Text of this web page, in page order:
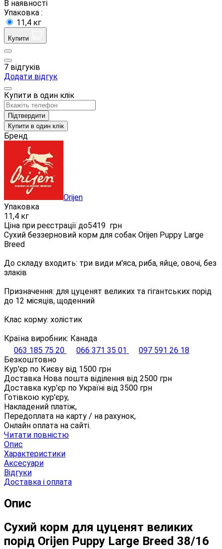
В наявності
Упаковка :
11,4 кг
Купити
7 відгуків
Додати відгук
Купити в один клік
Підтвердити
Купити в один клік
Бренд
Orijen
Упаковка
11,4 кг
Ціна при реєстрації до5419 грн
Сухий беззерновий корм для собак Orijen Puppy Large
Breed
До складу входить: три види м'яса, риба, яйце, овочі, без
злаків
Призначення: для цуценят великих та гігантських порід
до 12 місяців, щоденний
Клас корму: холістик
Країна виробник: Канада
063 185 75 20
066 371 35 01
097 591 26 18
Безкоштовно
Кур'єр по Києву від 1500 грн
Доставка Нова пошта віділення від 2500 грн
Доставка кур'єр по Україні від 3500 грн
Готівкою кур'єру,
Накладений платіж,
Передоплата на карту / на рахунок,
Онлайн оплата на сайті.
Читати повністю
Опис
Характеристики
Аксесуари
Відгуки
Доставка і оплата
Опис
Сухий корм для цуценят великих
порід Orijen Puppy Large Breed 38/16